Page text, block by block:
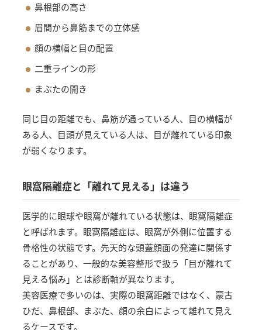
鼻根部の高さ
眉間から鼻筋までの立体感
顔の横幅と目の配置
二重ラインの形
まぶたの開き
同じ目の距離でも、鼻筋が通っている人、目の横幅が
ある人、目頭が見えている人は、目が離れている印象
が弱くなります。
眼窩隔離症と「離れて見える」は違う
医学的に眼球や眼窩が離れている状態は、眼窩隔離症
と呼ばれます。眼窩隔離症は、眼窩が外側に位置する
骨格性の状態です。先天的な頭蓋顔面の発達に関係す
ることがあり、一般的な美容整形で扱う「目が離れて
見える悩み」とは診断軸が異なります。
美容医療で多いのは、実際の眼窩距離ではなく、蒙古
ひだ、鼻根部、まぶた、顔の余白によって離れて見え
るケースです。